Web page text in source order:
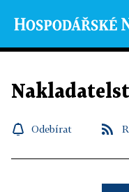
Odebírat